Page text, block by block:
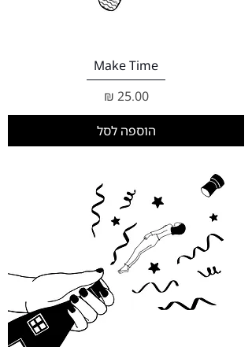
Make Time
מחיר‏25.00 ‏₪
הוספה לסל